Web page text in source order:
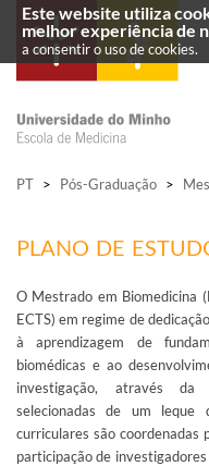
PT > Pós-Graduação >
PLANO DE
O Mestrado em Biomedicina
ECTS) em regime de
à aprendizagem de
biomédicas e ao
investigação, através da
selecionadas de um leque
curriculares são coordenadas
participação de
Este website utiliza
melhor experiência de
a consentir o uso de cookies.